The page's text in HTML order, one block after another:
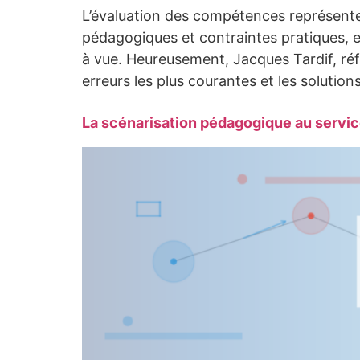
L’évaluation des compétences
pédagogiques et contraintes pratiques,
à vue. Heureusement, Jacques Tardif,
erreurs les plus courantes et les
La scénarisation pédagogique au